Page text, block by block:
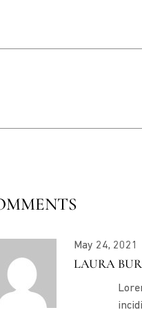
May 24, 2021
LAURA